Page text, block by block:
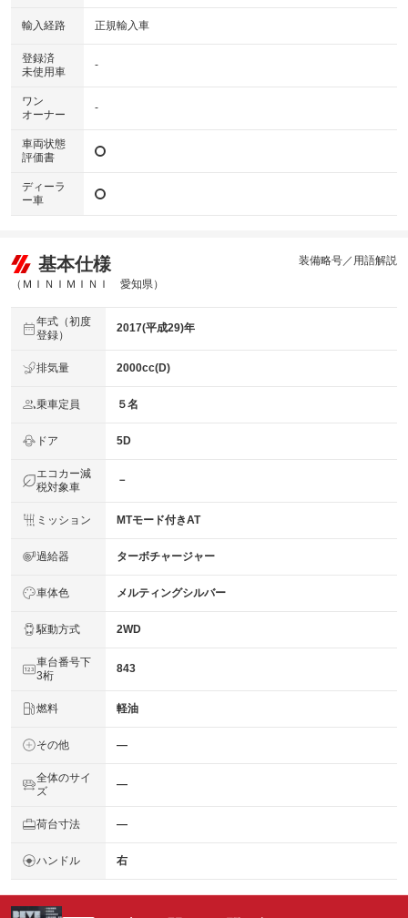
輸入経路 正規輸入車
登録済
未使用車
-
ワン
オーナー
-
車両状態
評価書
ディーラ
ー車
基本仕様
（ＭＩＮＩＭＩＮＩ 愛知県）
装備略号／用語解説
年式（初度
登録）
2017(平成29)年
排気量 2000cc(D)
乗車定員 ５名
ドア 5D
エコカー減
税対象車
－
ミッション MTモード付きAT
過給器 ターボチャージャー
車体色 メルティングシルバー
駆動方式 2WD
車台番号下
3桁
843
燃料 軽油
その他 ―
全体のサイ
ズ
―
荷台寸法 ―
ハンドル 右